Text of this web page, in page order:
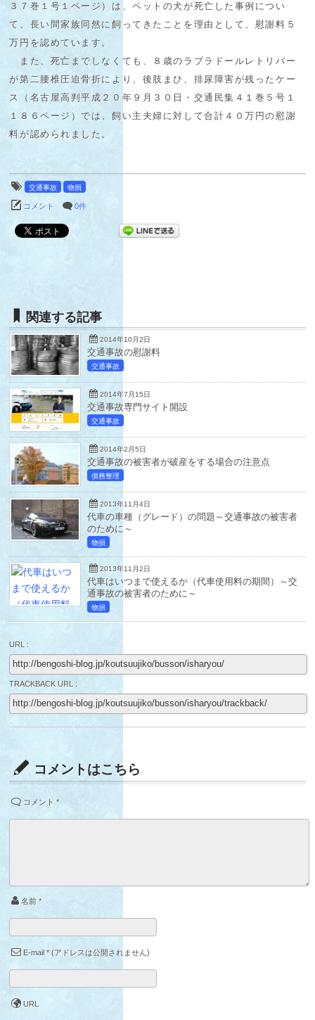
３７巻１号１ページ）は、ペットの犬が死亡した事例につい
て、長い間家族同然に飼ってきたことを理由として、慰謝料５
万円を認めています。
また、死亡までしなくても、８歳のラブラドールレトリバー
が第二腰椎圧迫骨折により、後肢まひ、排尿障害が残ったケー
ス（名古屋高判平成２０年９月３０日・交通民集４１巻５号１
１８６ページ）では、飼い主夫婦に対して合計４０万円の慰謝
料が認められました。
交通事故 物損
コメント 0件
関連する記事
2014年10月2日
交通事故の慰謝料
交通事故
2014年7月15日
交通事故専門サイト開設
交通事故
2014年2月5日
交通事故の被害者が破産をする場合の注意点
債務整理
2013年11月4日
代車の車種（グレード）の問題～交通事故の被害者
のために～
物損
2013年11月2日
代車はいつまで使えるか（代車使用料の期間）～交
通事故の被害者のために～
物損
URL :
TRACKBACK URL :
コメントはこちら
コメント *
名前 *
E-mail *(アドレスは公開されません)
URL